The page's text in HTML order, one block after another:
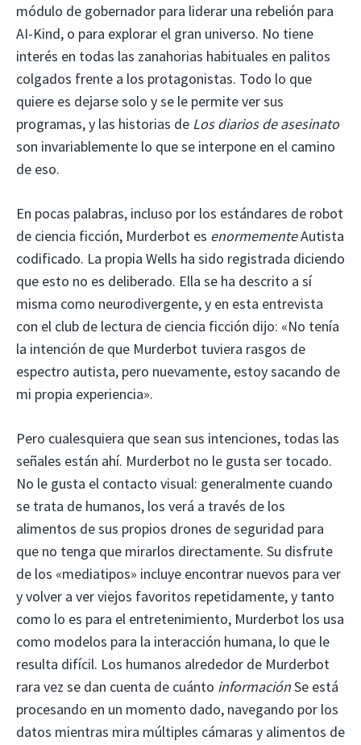
módulo de gobernador para liderar una rebelión para
AI-Kind, o para explorar el gran universo. No tiene
interés en todas las zanahorias habituales en palitos
colgados frente a los protagonistas. Todo lo que
quiere es dejarse solo y se le permite ver sus
programas, y las historias de Los diarios de asesinato
son invariablemente lo que se interpone en el camino
de eso.
En pocas palabras, incluso por los estándares de robot
de ciencia ficción, Murderbot es enormementeAutista
codificado. La propia Wells ha sido registrada diciendo
que esto no es deliberado. Ella se ha descrito a sí
misma como neurodivergente, y en esta entrevista
con el club de lectura de ciencia ficción dijo: «No tenía
la intención de que Murderbot tuviera rasgos de
espectro autista, pero nuevamente, estoy sacando de
mi propia experiencia».
Pero cualesquiera que sean sus intenciones, todas las
señales están ahí. Murderbot no le gusta ser tocado.
No le gusta el contacto visual: generalmente cuando
se trata de humanos, los verá a través de los
alimentos de sus propios drones de seguridad para
que no tenga que mirarlos directamente. Su disfrute
de los «mediatipos» incluye encontrar nuevos para ver
y volver a ver viejos favoritos repetidamente, y tanto
como lo es para el entretenimiento, Murderbot los usa
como modelos para la interacción humana, lo que le
resulta difícil. Los humanos alrededor de Murderbot
rara vez se dan cuenta de cuánto informaciónSe está
procesando en un momento dado, navegando por los
datos mientras mira múltiples cámaras y alimentos de